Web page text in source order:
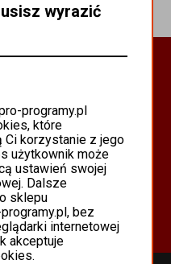
wyrazić
programy.pl
które
Ci korzystanie z jego
użytkownik może
ustawień swojej
Dalsze
sklepu
bez
internetowej
akceptuje